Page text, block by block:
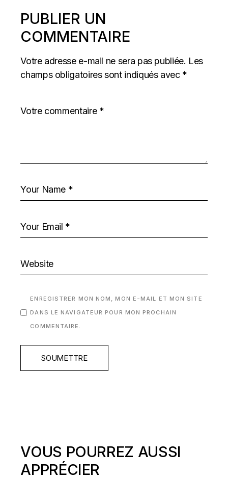
PUBLIER UN
COMMENTAIRE
Votre adresse e-mail ne sera pas publiée. Les
champs obligatoires sont indiqués avec *
ENREGISTRER MON NOM, MON E-MAIL ET MON SITE
DANS LE NAVIGATEUR POUR MON PROCHAIN
COMMENTAIRE.
SOUMETTRE
VOUS POURREZ AUSSI
APPRÉCIER